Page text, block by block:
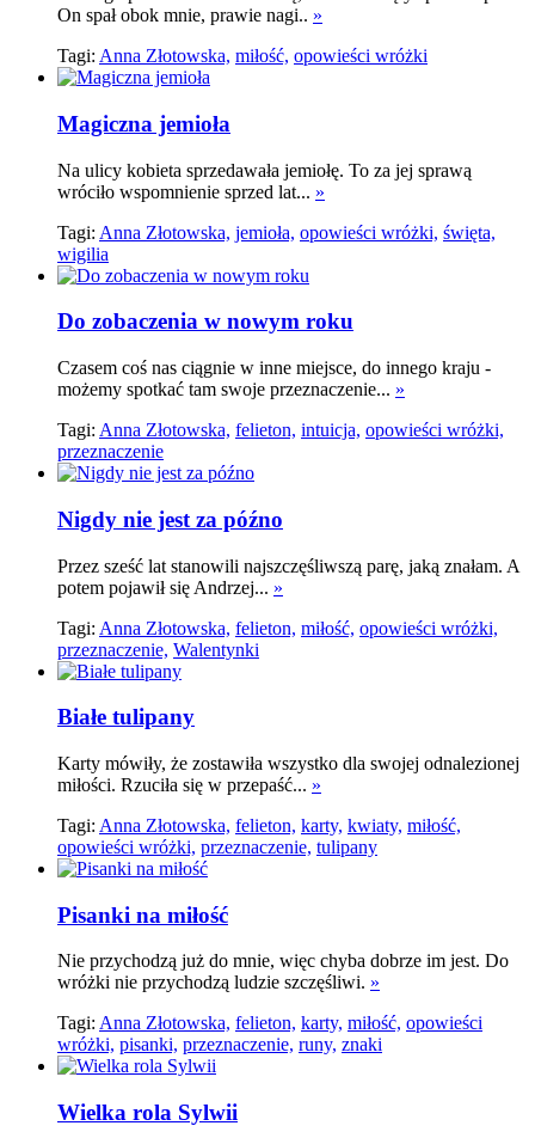
On spał obok mnie, prawie nagi.. »
Tagi: Anna Złotowska, miłość, opowieści wróżki
Magiczna jemioła
Na ulicy kobieta sprzedawała jemiołę. To za jej sprawą
wróciło wspomnienie sprzed lat... »
Tagi: Anna Złotowska, jemioła, opowieści wróżki, święta,
wigilia
Do zobaczenia w nowym roku
Czasem coś nas ciągnie w inne miejsce, do innego kraju -
możemy spotkać tam swoje przeznaczenie... »
Tagi: Anna Złotowska, felieton, intuicja, opowieści wróżki,
przeznaczenie
Nigdy nie jest za późno
Przez sześć lat stanowili najszczęśliwszą parę, jaką znałam. A
potem pojawił się Andrzej... »
Tagi: Anna Złotowska, felieton, miłość, opowieści wróżki,
przeznaczenie, Walentynki
Białe tulipany
Karty mówiły, że zostawiła wszystko dla swojej odnalezionej
miłości. Rzuciła się w przepaść... »
Tagi: Anna Złotowska, felieton, karty, kwiaty, miłość,
opowieści wróżki, przeznaczenie, tulipany
Pisanki na miłość
Nie przychodzą już do mnie, więc chyba dobrze im jest. Do
wróżki nie przychodzą ludzie szczęśliwi. »
Tagi: Anna Złotowska, felieton, karty, miłość, opowieści
wróżki, pisanki, przeznaczenie, runy, znaki
Wielka rola Sylwii